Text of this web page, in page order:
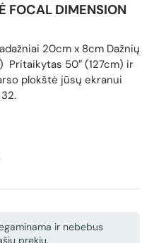
FOCAL DIMENSION
20cm x 8cm Dažnių
Pritaikytas 50″ (127cm) ir
plokštė jūsų ekranui
ir nebebus
prekių.